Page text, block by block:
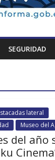
SEGURIDAD
lateral
Museo del
del año